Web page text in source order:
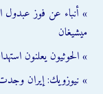
» أنباء عن فوز عبدول
ميشيغان
» الحوثيون يعلنون
» نيوزويك: إيران